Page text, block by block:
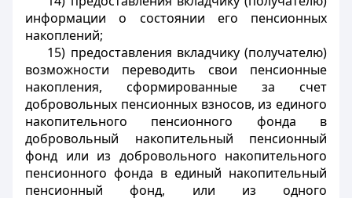
информации о состоянии его пенсионных
накоплений;
15) предоставления вкладчику (получателю)
возможности переводить свои пенсионные
накопления, сформированные за счет
добровольных пенсионных взносов, из единого
накопительного пенсионного фонда в
добровольный накопительный пенсионный
фонд или из добровольного накопительного
пенсионного фонда в единый накопительный
пенсионный фонд, или из одного